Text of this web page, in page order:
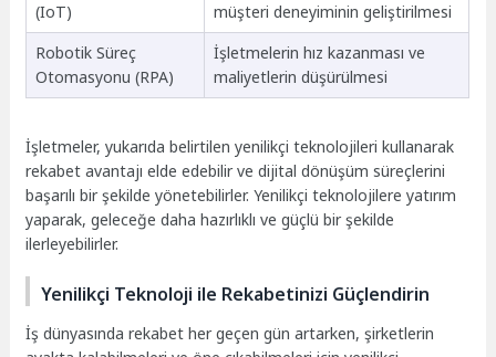
(IoT)
müşteri deneyiminin geliştirilmesi
Robotik Süreç
Otomasyonu (RPA)
İşletmelerin hız kazanması ve
maliyetlerin düşürülmesi
İşletmeler, yukarıda belirtilen yenilikçi teknolojileri kullanarak
rekabet avantajı elde edebilir ve dijital dönüşüm süreçlerini
başarılı bir şekilde yönetebilirler. Yenilikçi teknolojilere yatırım
yaparak, geleceğe daha hazırlıklı ve güçlü bir şekilde
ilerleyebilirler.
Yenilikçi Teknoloji ile Rekabetinizi Güçlendirin
İş dünyasında rekabet her geçen gün artarken, şirketlerin